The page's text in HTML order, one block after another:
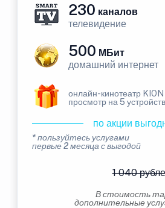
230 каналов
телевидение
500 МБит
домашний интернет
онлайн-кинотеатр KION
просмотр на 5
по акции
* пользуйтесь услугами
первые 2 месяца с выгодой
1 040
В стоимость
дополнительные